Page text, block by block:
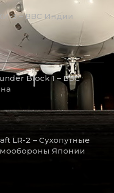
3 – ВВС Индии
Block 1 – ВВС
LR-2 – Сухопутные
Японии